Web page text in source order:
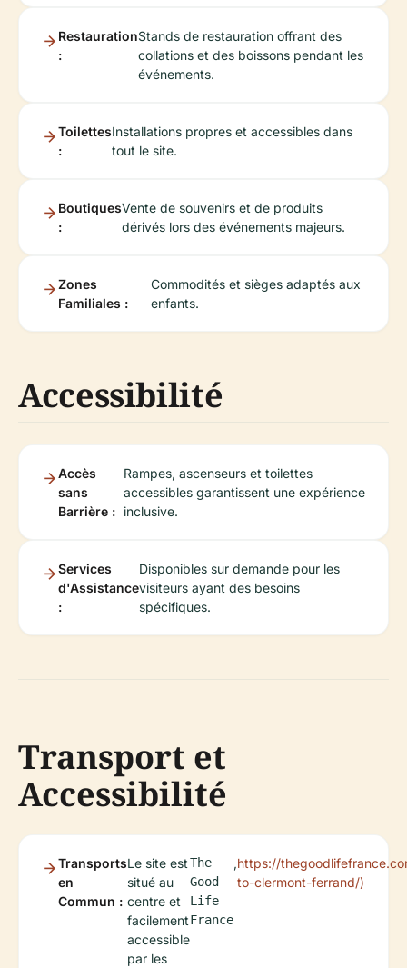
Restauration
:
Stands de restauration offrant des
collations et des boissons pendant les
événements.
Toilettes
:
Installations propres et accessibles dans
tout le site.
Boutiques
:
Vente de souvenirs et de produits
dérivés lors des événements majeurs.
Zones
Familiales :
Commodités et sièges adaptés aux
enfants.
Accessibilité
Accès
sans
Barrière :
Rampes, ascenseurs et toilettes
accessibles garantissent une expérience
inclusive.
Services
d'Assistance
:
Disponibles sur demande pour les
visiteurs ayant des besoins
spécifiques.
Transport et
Accessibilité
Transports
en
Commun :
Le site est
situé au
centre et
facilement
accessible
par les
The
Good
Life
France
,https://
to-clermont-ferrand/)